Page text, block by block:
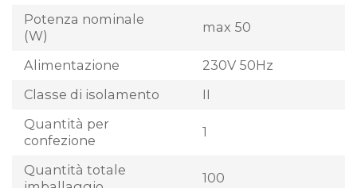
Potenza nominale
(W)
max 50
Alimentazione
230V 50Hz
Classe di isolamento
II
Quantità per
confezione
1
Quantità totale
100